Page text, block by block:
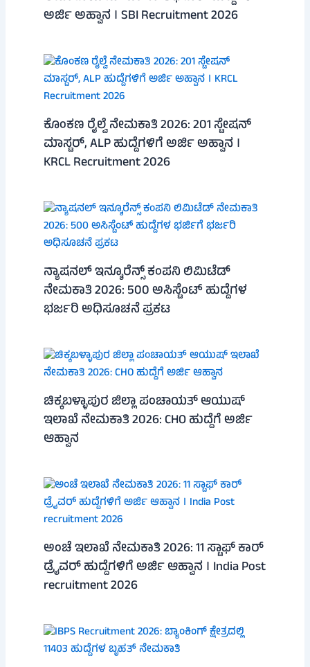
ಅರ್ಜಿ ಅಹ್ವಾನ । SBI Recruitment 2026
ಕೊಂಕಣ ರೈಲ್ವೆ ನೇಮಕಾತಿ 2026: 201 ಸ್ಟೇಷನ್
ಮಾಸ್ಟರ್, ALP ಹುದ್ದೆಗಳಿಗೆ ಅರ್ಜಿ ಅಹ್ವಾನ ।
KRCL Recruitment 2026
ನ್ಯಾಷನಲ್ ಇನ್ಶೂರೆನ್ಸ್ ಕಂಪನಿ ಲಿಮಿಟೆಡ್
ನೇಮಕಾತಿ 2026: 500 ಅಸಿಸ್ಟೆಂಟ್ ಹುದ್ದೆಗಳ
ಭರ್ಜರಿ ಅಧಿಸೂಚನೆ ಪ್ರಕಟ
ಚಿಕ್ಕಬಳ್ಳಾಪುರ ಜಿಲ್ಲಾ ಪಂಚಾಯತ್ ಆಯುಷ್
ಇಲಾಖೆ ನೇಮಕಾತಿ 2026: CHO ಹುದ್ದೆಗೆ ಅರ್ಜಿ
ಆಹ್ವಾನ
ಅಂಚೆ ಇಲಾಖೆ ನೇಮಕಾತಿ 2026: 11 ಸ್ಟಾಫ್ ಕಾರ್
ಡ್ರೈವರ್ ಹುದ್ದೆಗಳಿಗೆ ಅರ್ಜಿ ಆಹ್ವಾನ । India Post
recruitment 2026